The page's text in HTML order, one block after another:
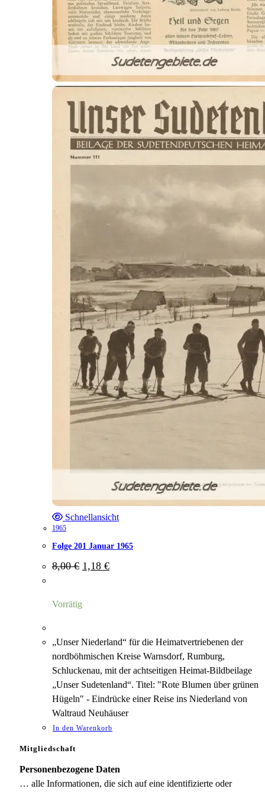
Schnellansicht
1965
Folge 201 Januar 1965
8,00€ Ursprünglicher
Preis
1,18 €Aktueller
Preis
Vorrätig
„Unser Niederland“ für die Heimatvertriebenen der
nordböhmischen Kreise Warnsdorf, Rumburg,
Schluckenau, mit der achtseitigen Heimat-Bildbeilage
„Unser Sudetenland“. Titel: "Rote Blumen über grünen
Hügeln" - Eindrücke einer Reise ins Niederland von
Waltraud Neuhäuser
In den Warenkorb
Mitgliedschaft
Personenbezogene Daten
… alle Informationen, die sich auf eine identifizierte oder